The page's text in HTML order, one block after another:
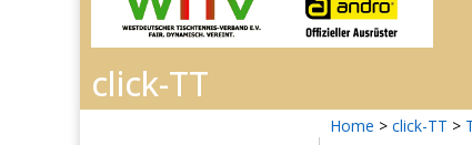
Home > click-TT >